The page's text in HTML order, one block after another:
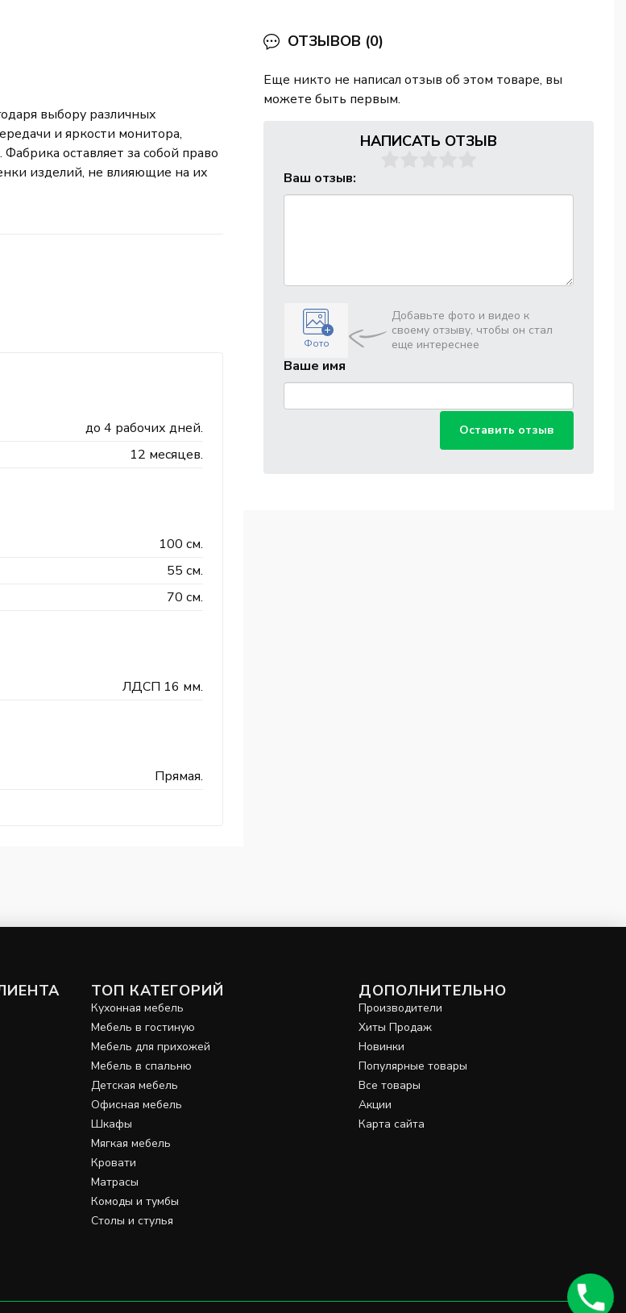
выбору различных
и яркости монитора,
оставляет за собой право
изделий, не влияющие на их
до 4 рабочих дней.
12 месяцев.
100 см.
55 см.
70 см.
ЛДСП 16 мм.
Прямая.
ОТЗЫВОВ (0)
Еще никто не написал отзыв об этом товаре, вы
можете быть первым.
НАПИСАТЬ ОТЗЫВ
Ваш отзыв:
Фото
Добавьте фото и видео к
своему отзыву, чтобы он стал
еще интереснее
Ваше имя
Оставить отзыв
ТОП КАТЕГОРИЙ
Кухонная мебель
Мебель в гостиную
Мебель для прихожей
Мебель в спальню
Детская мебель
Офисная мебель
Шкафы
Мягкая мебель
Кровати
Матрасы
Комоды и тумбы
Столы и стулья
ДОПОЛНИТЕЛЬНО
Производители
Хиты Продаж
Новинки
Популярные товары
Все товары
Акции
Карта сайта